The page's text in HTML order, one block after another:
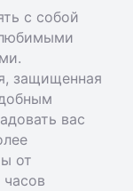
с собой
любимыми
защищенная
вас
от